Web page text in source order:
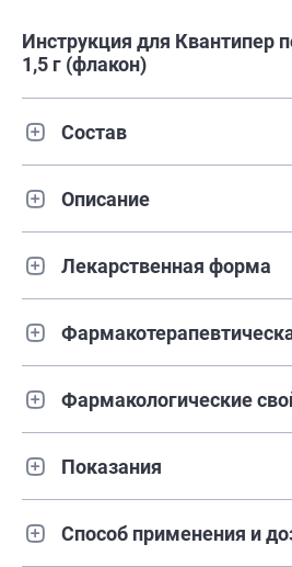
Инструкция для Квантипер
1,5 г (флакон)
Состав
Описание
Лекарственная форма
Фармакологические
Показания
Способ применения и